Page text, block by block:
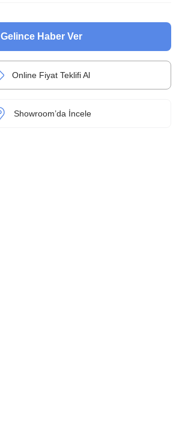
Gelince Haber Ver
Online Fiyat Teklifi Al
Showroom’da İncele